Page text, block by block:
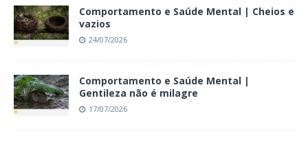
Comportamento e Saúde Mental | Cheios e
vazios
24/07/2026
Comportamento e Saúde Mental |
Gentileza não é milagre
17/07/2026